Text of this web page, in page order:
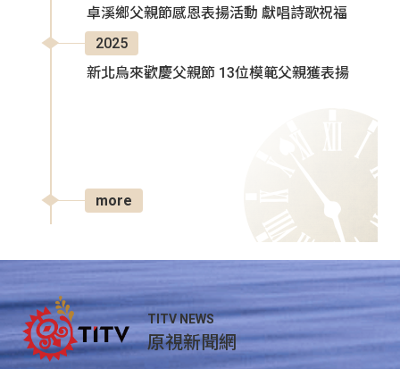
卓溪鄉父親節感恩表揚活動 獻唱詩歌祝福
2025
新北烏來歡慶父親節 13位模範父親獲表揚
more
TITV NEWS
原視新聞網